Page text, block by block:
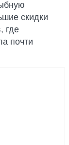
скидки
где
почти